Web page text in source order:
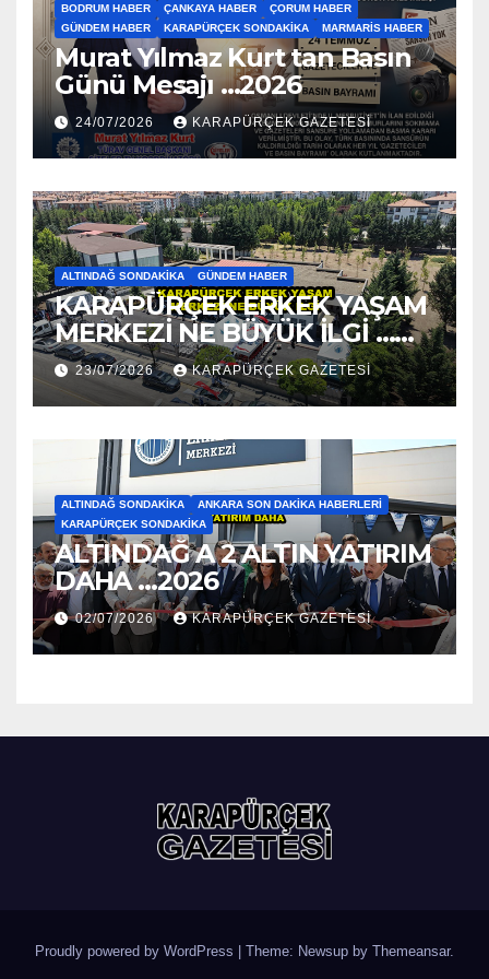
BODRUM HABER
ÇANKAYA HABER
ÇORUM HABER
GÜNDEM HABER
KARAPÜRÇEK SONDAKIKA MARMARIS HABER
Murat Yılmaz Kurt tan Basın
Günü Mesajı …2026
24/07/2026 KARAPÜRÇEK GAZETESİ
ALTINDAĞ SONDAKIKA GÜNDEM HABER
KARAPÜRÇEK ERKEK YAŞAM
MERKEZİ NE BÜYÜK İLGİ …
2026
23/07/2026 KARAPÜRÇEK GAZETESİ
ALTINDAĞ SONDAKIKA
ANKARA SON DAKIKA HABERLERI
KARAPÜRÇEK SONDAKIKA
ALTINDAĞ A 2 ALTIN YATIRIM
DAHA …2026
02/07/2026 KARAPÜRÇEK GAZETESİ
Proudly powered by WordPress Theme: Newsup by Themeansar.